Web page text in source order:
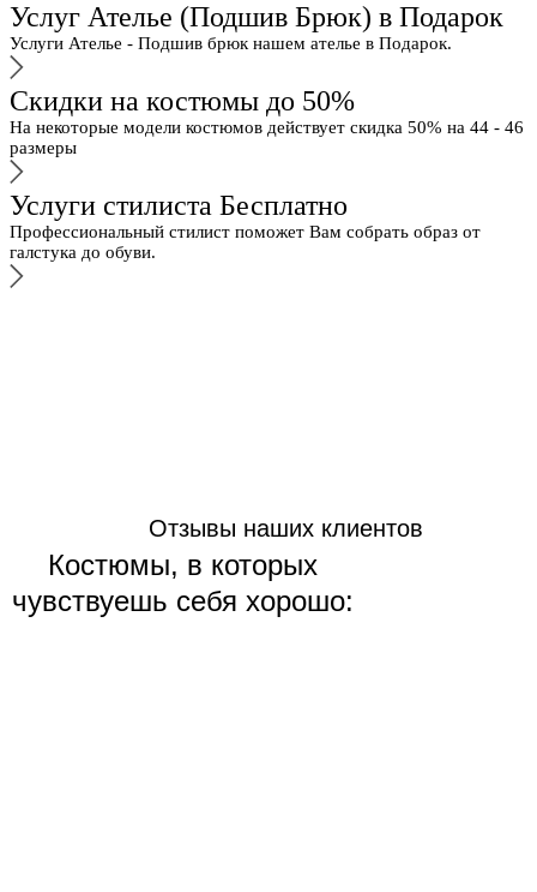
Услуг Ателье (Подшив Брюк) в Подарок
Услуги Ателье - Подшив брюк нашем ателье в Подарок.
Скидки на костюмы до 50%
На некоторые модели костюмов действует скидка 50% на 44 - 46
размеры
Услуги стилиста Бесплатно
Профессиональный стилист поможет Вам собрать образ от
галстука до обуви.
Отзывы наших клиентов
Костюмы, в которых
чувствуешь себя хорошо: